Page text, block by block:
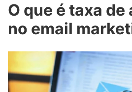
O que é taxa
no email